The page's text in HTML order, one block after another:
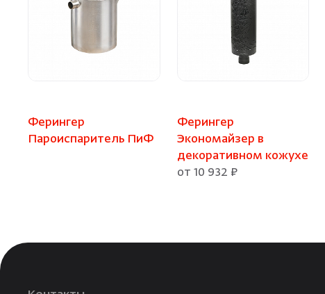
Ферингер
Пароиспаритель ПиФ
Ферингер
Экономайзер в
декоративном кожухе
от 10 932 ₽